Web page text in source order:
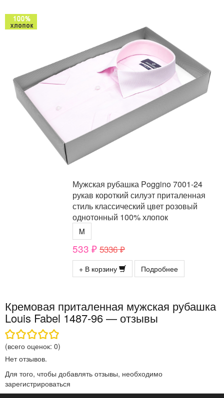
Мужская рубашка Poggino 7001-24
рукав короткий силуэт приталенная
стиль классический цвет розовый
однотонный 100% хлопок
M
533 ₽ 5336 ₽
+ В корзину Подробнее
Кремовая приталенная мужская рубашка
Louis Fabel 1487-96 — отзывы
(всего оценок: 0)
Нет отзывов.
Для того, чтобы добавлять отзывы, необходимо
зарегистрироваться